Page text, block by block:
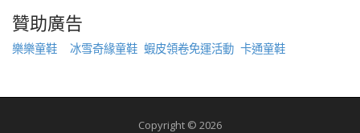
贊助廣告
樂樂童鞋 冰雪奇緣童鞋 蝦皮領卷免運活動 卡通童鞋
Copyright © 2026